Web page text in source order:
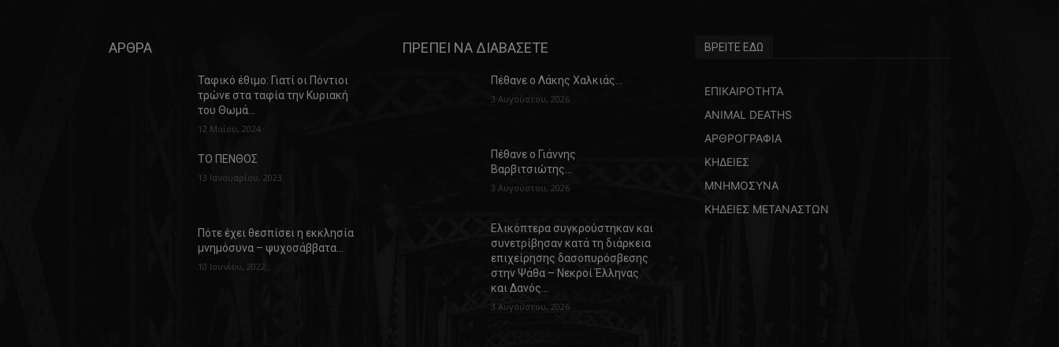
ΑΡΘΡΑ
Ταφικό έθιμο: Γιατί οι Πόντιοι
τρώνε στα ταφία την Κυριακή
του Θωμά…
12 Μαΐου, 2024
ΤΟ ΠΕΝΘΟΣ
13 Ιανουαρίου, 2023
Πότε έχει θεσπίσει η εκκλησία
μνημόσυνα – ψυχοσάββατα…
10 Ιουνίου, 2022
ΠΡΕΠΕΙ ΝΑ ΔΙΑΒΑΣΕΤΕ
Πέθανε ο Λάκης Χαλκιάς…
3 Αυγούστου, 2026
Πέθανε ο Γιάννης
Βαρβιτσιώτης…
3 Αυγούστου, 2026
Ελικόπτερα συγκρούστηκαν και
συνετρίβησαν κατά τη διάρκεια
επιχείρησης δασοπυρόσβεσης
στην Ψάθα – Νεκροί Έλληνας
και Δανός…
3 Αυγούστου, 2026
ΒΡΕΙΤΕ ΕΔΩ
ΕΠΙΚΑΙΡΟΤΗΤΑ
ANIMAL DEATHS
ΑΡΘΡΟΓΡΑΦΙΑ
ΚΗΔΕΙΕΣ
ΜΝΗΜΟΣΥΝΑ
ΚΗΔΕΙΕΣ ΜΕΤΑΝΑΣΤΩΝ